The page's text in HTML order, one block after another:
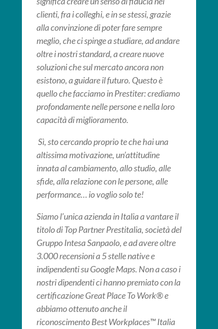
clienti, fra i colleghi, e in se stessi, grazie
alla convinzione di poter fare sempre
meglio, che ci spinge a studiare, ad andare
oltre i nostri standard, a creare nuove
soluzioni che sul mercato ancora non
esistono, a guidare il futuro. Questo è
quello che facciamo in Prestiter: crediamo
profondamente nelle persone e nella loro
capacità di miglioramento.
Sì, sto cercando proprio te che hai una
altissima motivazione, un’attitudine
innata al cambiamento, allo studio, alle
sfide, alla relazione con le persone, alle
performance… io voglio solo te!
Siamo l’unica azienda in Italia a vantare il
titolo di Top Partner Prestitalia, società del
Gruppo Intesa Sanpaolo, e ad avere oltre
3.000 recensioni a 5 stelle native e
indipendenti su Google Maps. Non a caso i
nostri dipendenti ci hanno premiato con la
certificazione Great Place To Work® e
abbiamo ottenuto anche il
riconoscimento Best Workplaces™ Italia